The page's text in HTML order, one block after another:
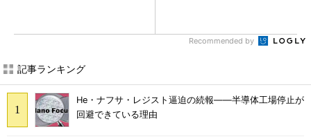
Recommended by
記事ランキング
He・ナフサ・レジスト逼迫の続報――半導体工場停止が
回避できている理由